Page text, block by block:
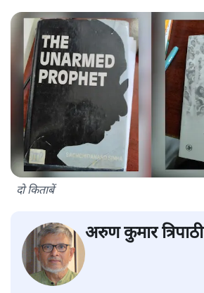
दो किताबें
अरुण कुमार त्रिपाठी